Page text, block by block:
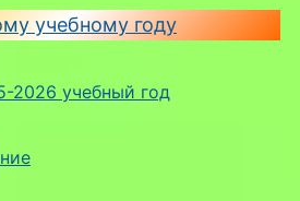
учебному году
2026 учебный год